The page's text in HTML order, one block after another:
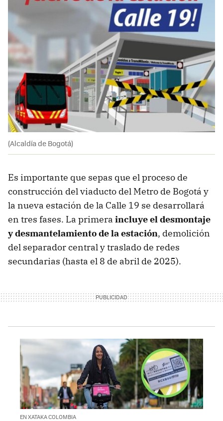
(Alcaldía de Bogotá)
Es importante que sepas que el proceso de
construcción del viaducto del Metro de Bogotá y
la nueva estación de la Calle 19 se desarrollará
en tres fases. La primera incluye el desmontaje
y desmantelamiento de la estación, demolición
del separador central y traslado de redes
secundarias (hasta el 8 de abril de 2025).
EN XATAKA COLOMBIA